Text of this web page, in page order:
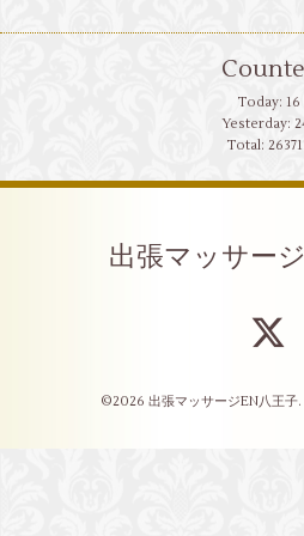
Today: 16
Yesterday:
Total:
出張マッサー
©2026 出張マッサージEN八王子.